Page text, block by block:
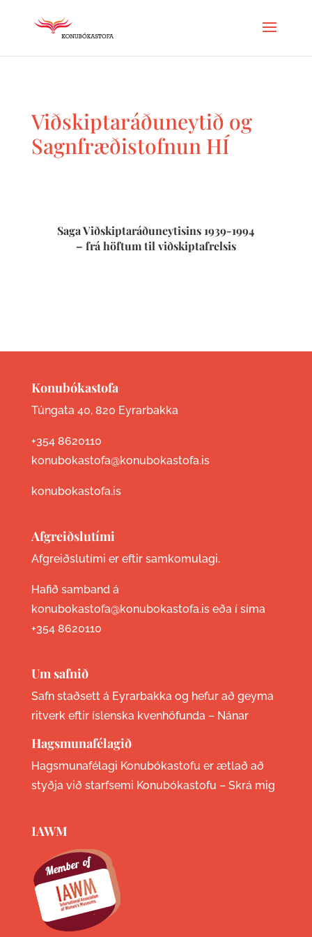
Viðskiptaráðuneytið og
Sagnfræðistofnun HÍ
Saga Viðskiptaráðuneytisins 1939-1994
– frá höftum til viðskiptafrelsis
Konubókastofa
Túngata 40, 820 Eyrarbakka
+354 8620110
konubokastofa@konubokastofa.is
konubokastofa.is
Afgreiðslutími
Afgreiðslutími er eftir samkomulagi.
Hafið samband á
konubokastofa@konubokastofa.is eða í síma
+354 8620110
Um safnið
Safn staðsett á Eyrarbakka og hefur að geyma
ritverk eftir íslenska kvenhöfunda – Nánar
Hagsmunafélagið
Hagsmunafélagi Konubókastofu er ætlað að
styðja við starfsemi Konubókastofu – Skrá mig
IAWM